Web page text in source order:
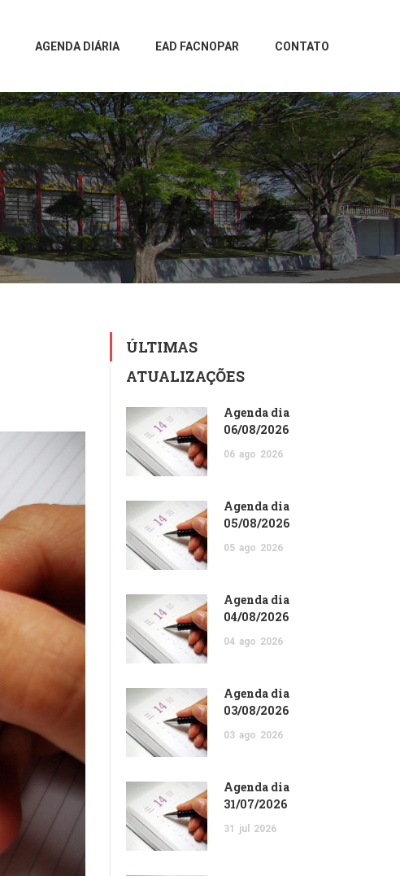
AGENDA DIÁRIA EAD FACNOPAR CONTATO
ÚLTIMAS
ATUALIZAÇÕES
Agenda dia
06/08/2026
06 ago 2026
Agenda dia
05/08/2026
05 ago 2026
Agenda dia
04/08/2026
04 ago 2026
Agenda dia
03/08/2026
03 ago 2026
Agenda dia
31/07/2026
31 jul 2026